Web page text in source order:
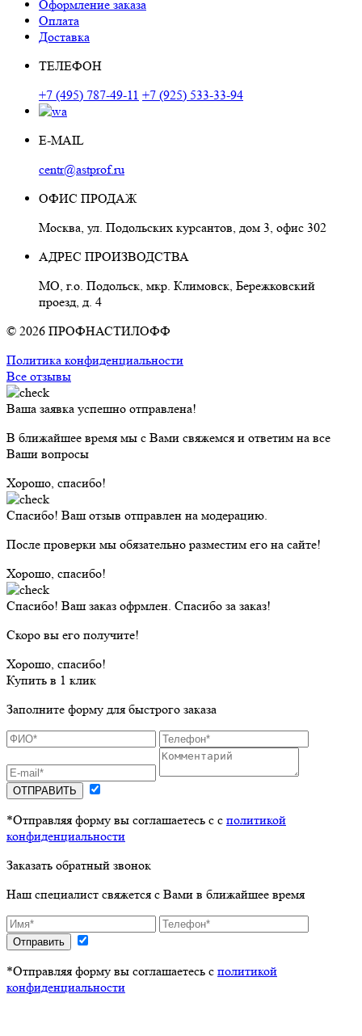
Оформление заказа
Оплата
Доставка
ТЕЛЕФОН
+7 (495) 787-49-11 +7 (925) 533-33-94
E-MAIL
centr@astprof.ru
ОФИС ПРОДАЖ
Москва, ул. Подольских курсантов, дом 3, офис 302
АДРЕС ПРОИЗВОДСТВА
МО, г.о. Подольск, мкр. Климовск, Бережковский
проезд, д. 4
© 2026 ПРОФНАСТИЛОФФ
Политика конфиденциальности
Все отзывы
Ваша заявка успешно отправлена!
В ближайшее время мы с Вами свяжемся и ответим на все
Ваши вопросы
Хорошо, спасибо!
Спасибо! Ваш отзыв отправлен на модерацию.
После проверки мы обязательно разместим его на сайте!
Хорошо, спасибо!
Спасибо! Ваш заказ офрмлен. Спасибо за заказ!
Скоро вы его получите!
Хорошо, спасибо!
Купить в 1 клик
Заполните форму для быстрого заказа
ОТПРАВИТЬ
*Отправляя форму вы соглашаетесь с с политикой
конфиденциальности
Заказать обратный звонок
Наш специалист свяжется с Вами в ближайшее время
Отправить
*Отправляя форму вы соглашаетесь с политикой
конфиденциальности